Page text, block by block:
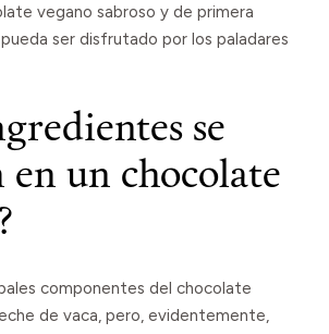
vegano sabroso y de primera
ser disfrutado por los paladares
se
un chocolate
componentes del chocolate
de vaca, pero, evidentemente,